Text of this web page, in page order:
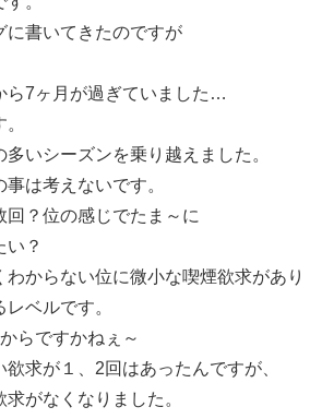
に書いてきたのですが
ら7ヶ月が過ぎていました…
いシーズンを乗り越えました。
は考えないです。
回？位の感じでたま～に
い？
わからない位に微小な喫煙欲求があり
ベルです。
らですかねぇ～
求が１、2回はあったんですが、
がなくなりました。